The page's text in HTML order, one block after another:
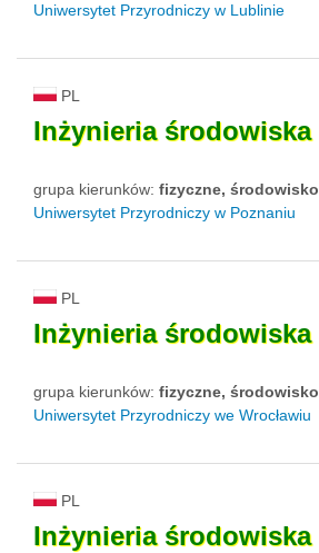
Uniwersytet Przyrodniczy w Lublinie
PL
Inżynieria środowiska
grupa kierunków: fizyczne, środowisko
Uniwersytet Przyrodniczy w Poznaniu
PL
Inżynieria środowiska
grupa kierunków: fizyczne, środowisko
Uniwersytet Przyrodniczy we Wrocławiu
PL
Inżynieria środowiska